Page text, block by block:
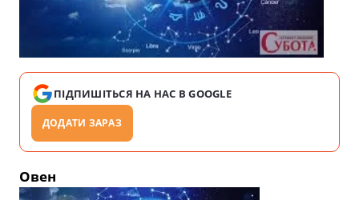
ПІДПИШІТЬСЯ НА НАС В GOOGLE
ДОДАТИ ЗАРАЗ
Овен